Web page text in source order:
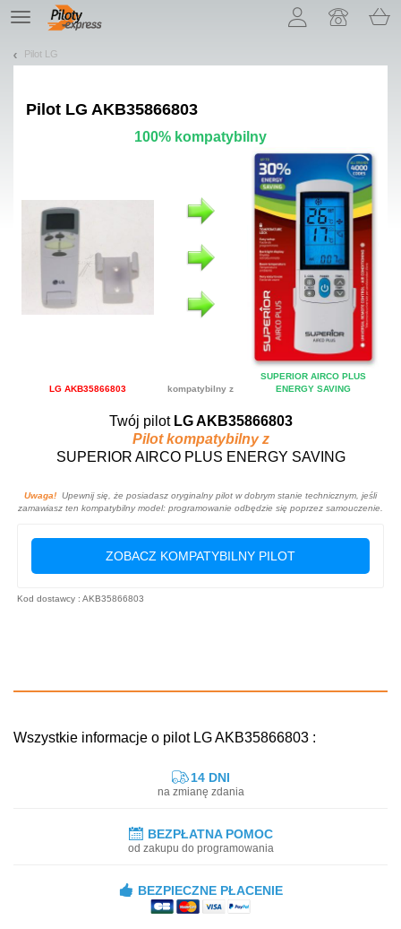
TE
navigation
Pilot LG
Pilot LG AKB35866803
100% kompatybilny
LG AKB35866803 kompatybilny z
SUPERIOR AIRCO PLUS
ENERGY SAVING
Twój pilot LG AKB35866803
Pilot kompatybilny z
SUPERIOR AIRCO PLUS ENERGY SAVING
Uwaga! Upewnij się, że posiadasz oryginalny pilot w dobrym stanie technicznym, jeśli
zamawiasz ten kompatybilny model: programowanie odbędzie się poprzez samouczenie.
ZOBACZ KOMPATYBILNY PILOT
Kod dostawcy : AKB35866803
Wszystkie informacje o pilot LG AKB35866803 :
14 DNI
na zmianę zdania
BEZPŁATNA POMOC
od zakupu do programowania
BEZPIECZNE PŁACENIE
Pozwól, że przedstawimy nasze ciasteczka!